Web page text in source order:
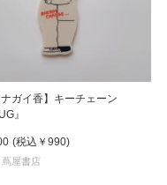
ナガイ香】キーチェーン
』
(税込 ￥990)
屋書店